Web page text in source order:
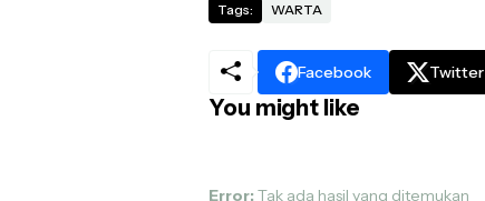
Tags: WARTA
Facebook Twitter
You might like
Error: Tak ada hasil yang ditemukan